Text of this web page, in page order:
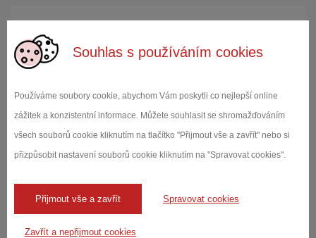
Souhlas s používáním cookies
Používáme soubory cookie, abychom Vám poskytli co nejlepší online
zážitek a konzistentní informace. Můžete souhlasit se shromažďováním
všech souborů cookie kliknutím na tlačítko "Přijmout vše a zavřít" nebo si
přizpůsobit nastavení souborů cookie kliknutím na "Spravovat cookies".
Přijmout vše a zavřít Spravovat cookies
Zavřít a nepřijmout cookies
Zkušební a testovací komory značky Weiss
postřikových, prachových a dalších komor.
Námi dodávan...